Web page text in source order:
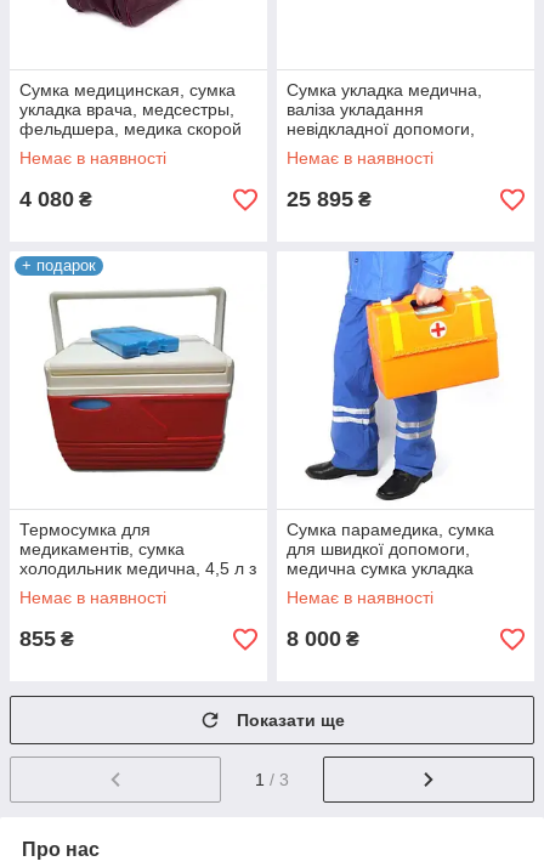
Сумка медицинская, сумка
укладка врача, медсестры,
фельдшера, медика скорой
помощи, СУМ с набором
Завет
Немає в наявності
4 080 ₴
Сумка укладка медична,
валіза укладання
невідкладної допомоги,
сумка укладка лікаря швидкої
допомоги №3 СУЛ великий
Немає в наявності
25 895 ₴
+ подарок
Термосумка для
медикаментів, сумка
холодильник медична, 4,5 л з
хладоэлементом MICROmed
Немає в наявності
855 ₴
Сумка парамедика, сумка
для швидкої допомоги,
медична сумка укладка
Медплант УМСП-01-ПМ
Немає в наявності
8 000 ₴
Показати ще
1 / 3
Про нас